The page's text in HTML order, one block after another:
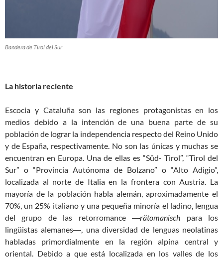
Bandera de Tirol del Sur
La historia reciente
Escocia y Cataluña son las regiones protagonistas en los
medios debido a la intención de una buena parte de su
población de lograr la independencia respecto del Reino Unido
y de España, respectivamente. No son las únicas y muchas se
encuentran en Europa. Una de ellas es “Süd- Tirol”, “Tirol del
Sur” o “Provincia Autónoma de Bolzano” o “Alto Adigio”,
localizada al norte de Italia en la frontera con Austria. La
mayoría de la población habla alemán, aproximadamente el
70%, un 25% italiano y una pequeña minoría el ladino, lengua
del grupo de las retorromance ―rätomanisch para los
lingüistas alemanes―, una diversidad de lenguas neolatinas
habladas primordialmente en la región alpina central y
oriental. Debido a que está localizada en los valles de los